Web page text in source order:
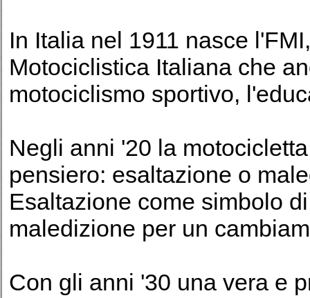
In Italia nel 1911 nasce
Motociclistica Italiana che
motociclismo sportivo,
Negli anni '20 la
pensiero: esaltazione o
Esaltazione come simbolo
maledizione per un
Con gli anni '30 una vera e